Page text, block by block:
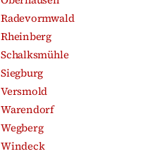
Radevormwald
Rheinberg
Schalksmühle
Siegburg
Versmold
Warendorf
Wegberg
Windeck